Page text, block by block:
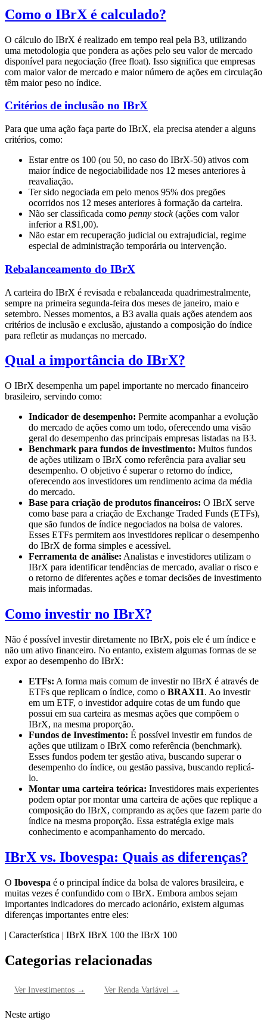
Como o IBrX é calculado?
O cálculo do IBrX é realizado em tempo real pela B3, utilizando
uma metodologia que pondera as ações pelo seu valor de mercado
disponível para negociação (free float). Isso significa que empresas
com maior valor de mercado e maior número de ações em circulação
têm maior peso no índice.
Critérios de inclusão no IBrX
Para que uma ação faça parte do IBrX, ela precisa atender a alguns
critérios, como:
Estar entre os 100 (ou 50, no caso do IBrX-50) ativos com
maior índice de negociabilidade nos 12 meses anteriores à
reavaliação.
Ter sido negociada em pelo menos 95% dos pregões
ocorridos nos 12 meses anteriores à formação da carteira.
Não ser classificada como penny stock(ações com valor
inferior a R$1,00).
Não estar em recuperação judicial ou extrajudicial, regime
especial de administração temporária ou intervenção.
Rebalanceamento do IBrX
A carteira do IBrX é revisada e rebalanceada quadrimestralmente,
sempre na primeira segunda-feira dos meses de janeiro, maio e
setembro. Nesses momentos, a B3 avalia quais ações atendem aos
critérios de inclusão e exclusão, ajustando a composição do índice
para refletir as mudanças no mercado.
Qual a importância do IBrX?
O IBrX desempenha um papel importante no mercado financeiro
brasileiro, servindo como:
Indicador de desempenho: Permite acompanhar a evolução
do mercado de ações como um todo, oferecendo uma visão
geral do desempenho das principais empresas listadas na B3.
Benchmark para fundos de investimento: Muitos fundos
de ações utilizam o IBrX como referência para avaliar seu
desempenho. O objetivo é superar o retorno do índice,
oferecendo aos investidores um rendimento acima da média
do mercado.
Base para criação de produtos financeiros: O IBrX serve
como base para a criação de Exchange Traded Funds (ETFs),
que são fundos de índice negociados na bolsa de valores.
Esses ETFs permitem aos investidores replicar o desempenho
do IBrX de forma simples e acessível.
Ferramenta de análise: Analistas e investidores utilizam o
IBrX para identificar tendências de mercado, avaliar o risco e
o retorno de diferentes ações e tomar decisões de investimento
mais informadas.
Como investir no IBrX?
Não é possível investir diretamente no IBrX, pois ele é um índice e
não um ativo financeiro. No entanto, existem algumas formas de se
expor ao desempenho do IBrX:
ETFs: A forma mais comum de investir no IBrX é através de
ETFs que replicam o índice, como o BRAX11. Ao investir
em um ETF, o investidor adquire cotas de um fundo que
possui em sua carteira as mesmas ações que compõem o
IBrX, na mesma proporção.
Fundos de Investimento: É possível investir em fundos de
ações que utilizam o IBrX como referência (benchmark).
Esses fundos podem ter gestão ativa, buscando superar o
desempenho do índice, ou gestão passiva, buscando replicá-
lo.
Montar uma carteira teórica: Investidores mais experientes
podem optar por montar uma carteira de ações que replique a
composição do IBrX, comprando as ações que fazem parte do
índice na mesma proporção. Essa estratégia exige mais
conhecimento e acompanhamento do mercado.
IBrX vs. Ibovespa: Quais as diferenças?
O Ibovespa é o principal índice da bolsa de valores brasileira, e
muitas vezes é confundido com o IBrX. Embora ambos sejam
importantes indicadores do mercado acionário, existem algumas
diferenças importantes entre eles:
| Característica | IBrX
Categorias relacionadas
Ver Investimentos → Ver Renda Variável →
Neste artigo